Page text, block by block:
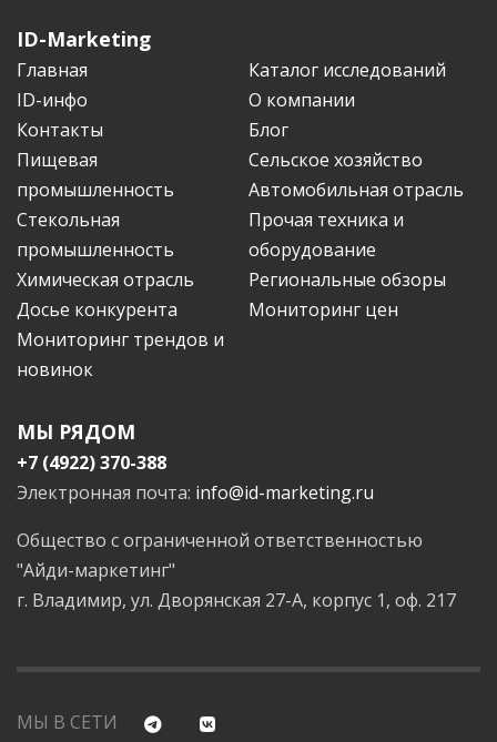
ID-Marketing
Главная
Каталог исследований
ID-инфо
О компании
Контакты
Блог
Пищевая
промышленность
Сельское хозяйство
Автомобильная отрасль
Стекольная
промышленность
Прочая техника и
оборудование
Химическая отрасль
Региональные обзоры
Досье конкурента
Мониторинг цен
Мониторинг трендов и
новинок
МЫ РЯДОМ
+7 (4922) 370-388
Электронная почта: info@id-marketing.ru
Общество с ограниченной ответственностью
"Айди-маркетинг"
г. Владимир, ул. Дворянская 27-А, корпус 1, оф. 217
МЫ В СЕТИ